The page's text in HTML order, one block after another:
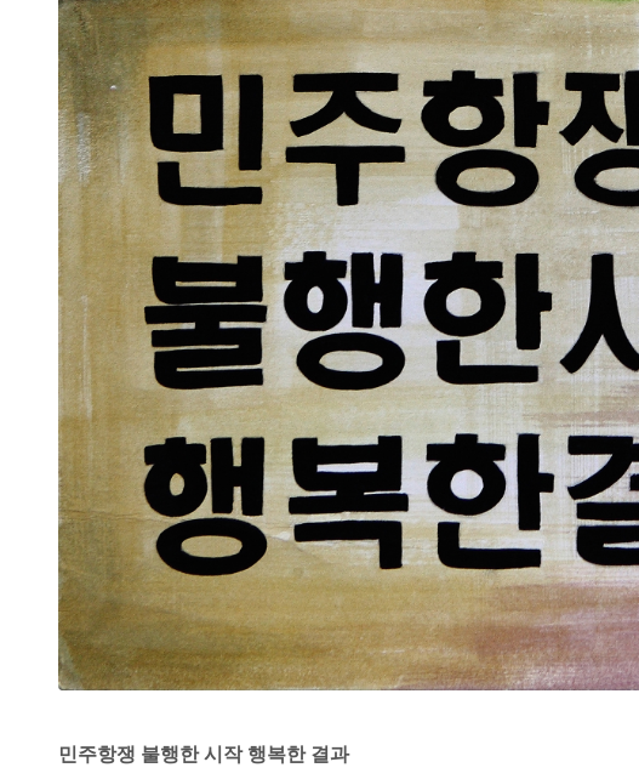
민주항쟁 불행한 시작 행복한 결과